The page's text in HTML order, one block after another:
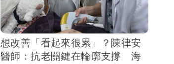
想改善「看起來很累」？陳律安
醫師：抗老關鍵在輪廓支撐 海